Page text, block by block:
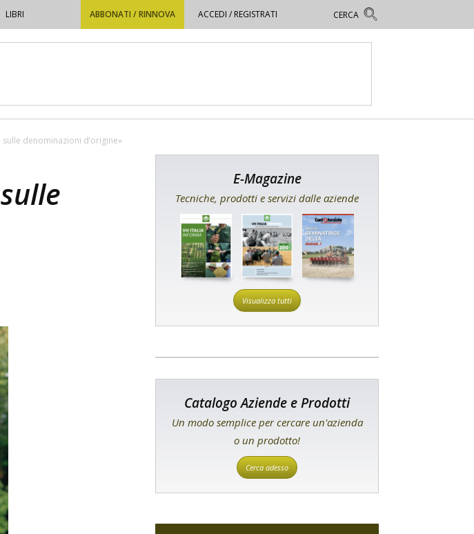
LIBRI ABBONATI / RINNOVA ACCEDI / REGISTRATI
denominazioni d’origine»
E-Magazine
Tecniche, prodotti e servizi dalle aziende
Visualizza tutti
Catalogo Aziende e Prodotti
Un modo semplice per cercare un'azienda
o un prodotto!
Cerca adesso